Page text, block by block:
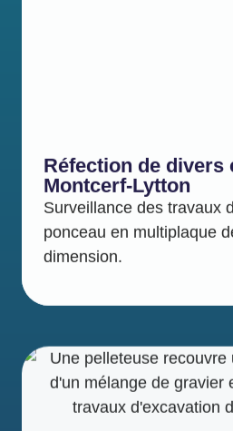
Réfection de divers
Montcerf-Lytton
Surveillance des travaux
ponceau en multiplaque
dimension.